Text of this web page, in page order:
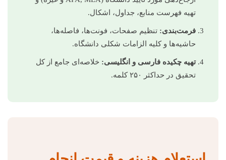
تهیه فهرست منابع، جداول، اشکال.
فرمت‌بندی: تنظیم صفحات، فونت‌ها، فاصله‌ها،
حاشیه‌ها و کلیه الزامات شکلی دانشگاه.
تهیه چکیده فارسی و انگلیسی: خلاصه‌ای جامع از کل
تحقیق در حداکثر ۲۵۰ کلمه.